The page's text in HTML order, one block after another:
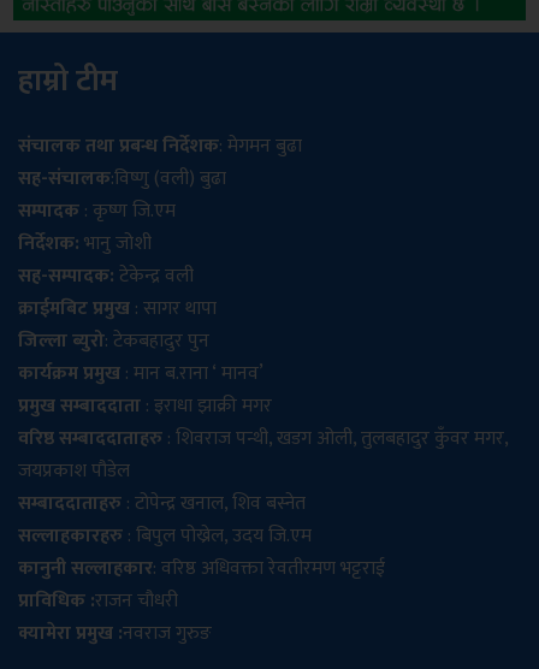
हाम्रो टीम
संचालक तथा प्रबन्ध निर्देशक: मेगमन बुढा
सह-संचालक:विष्णु (वली) बुढा
सम्पादक: कृष्ण जि.एम
निर्देशक:भानु जोशी
सह-सम्पादक:टेकेन्द्र वली
क्राईमबिट प्रमुख: सागर थापा
जिल्ला ब्युरो: टेकबहादुर पुन
कार्यक्रम प्रमुख: मान ब.राना ‘ मानव’
प्रमुख सम्बाददाता: इराधा झाक्री मगर
वरिष्ठ सम्बाददाताहरु: शिवराज पन्थी, खडग ओली, तुलबहादुर कुँवर मगर,
जयप्रकाश पौडेल
सम्बाददाताहरु: टोपेन्द्र खनाल, शिव बस्नेत
सल्लाहकारहरु: बिपुल पोख्रेल, उदय जि.एम
कानुनी सल्लाहकार: वरिष्ठ अधिवक्ता रेवतीरमण भट्टराई
प्राविधिक :राजन चौधरी
क्यामेरा प्रमुख :नवराज गुरुङ